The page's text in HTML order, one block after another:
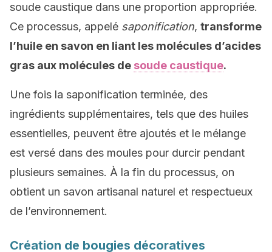
soude caustique dans une proportion appropriée.
Ce processus, appelé saponification, transforme
l’huile en savon en liant les molécules d’acides
gras aux molécules de soude caustique.
Une fois la saponification terminée, des
ingrédients supplémentaires, tels que des huiles
essentielles, peuvent être ajoutés et le mélange
est versé dans des moules pour durcir pendant
plusieurs semaines. À la fin du processus, on
obtient un savon artisanal naturel et respectueux
de l’environnement.
Création de bougies décoratives